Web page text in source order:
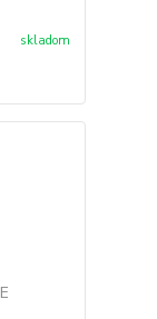
skladom